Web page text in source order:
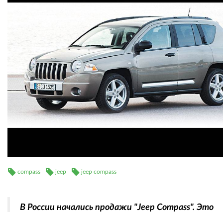
compass jeep jeep compass
В России начались продажи "Jeep Compass". Это